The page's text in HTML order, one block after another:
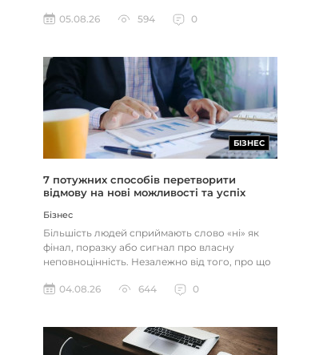
05.08.26
594 0
БІЗНЕС
7 потужних способів перетворити
відмову на нові можливості та успіх
Бізнес
Більшість людей сприймають слово «ні» як
фінал, поразку або сигнал про власну
неповноцінність. Незалежно від того, про що
04.08.26
644 0